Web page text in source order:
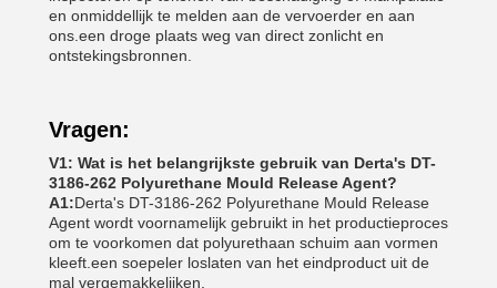
en onmiddellijk te melden aan de vervoerder en aan
ons.een droge plaats weg van direct zonlicht en
ontstekingsbronnen.
Vragen:
V1: Wat is het belangrijkste gebruik van Derta's DT-
3186-262 Polyurethane Mould Release Agent?
A1:Derta's DT-3186-262 Polyurethane Mould Release
Agent wordt voornamelijk gebruikt in het productieproces
om te voorkomen dat polyurethaan schuim aan vormen
kleeft.een soepeler loslaten van het eindproduct uit de
mal vergemakkelijken.